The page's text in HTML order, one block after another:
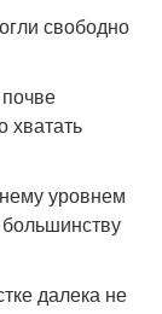
свободно
хватать
уровнем
далека не